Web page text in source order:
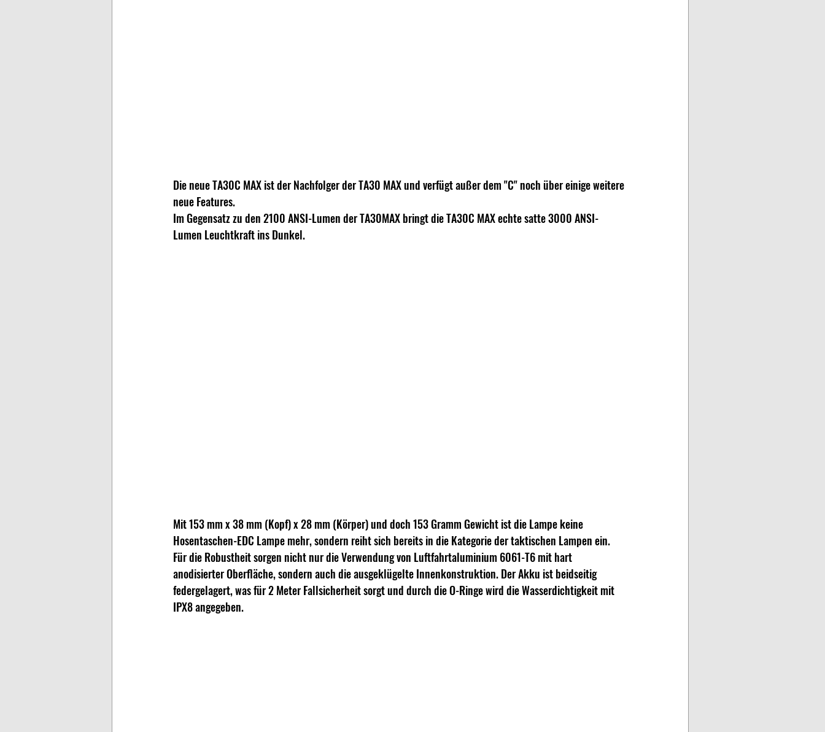
Die neue TA30C MAX ist der Nachfolger der TA30 MAX und verfügt außer dem "C" noch über einige weitere
neue Features.
Im Gegensatz zu den 2100 ANSI-Lumen der TA30MAX bringt die TA30C MAX echte satte 3000 ANSI-
Lumen Leuchtkraft ins Dunkel.
Mit 153 mm x 38 mm (Kopf) x 28 mm (Körper) und doch 153 Gramm Gewicht ist die Lampe keine
Hosentaschen-EDC Lampe mehr, sondern reiht sich bereits in die Kategorie der taktischen Lampen ein.
Für die Robustheit sorgen nicht nur die Verwendung von Luftfahrtaluminium 6061-T6 mit hart
anodisierter Oberfläche, sondern auch die ausgeklügelte Innenkonstruktion. Der Akku ist beidseitig
federgelagert, was für 2 Meter Fallsicherheit sorgt und durch die O-Ringe wird die Wasserdichtigkeit mit
IPX8 angegeben.